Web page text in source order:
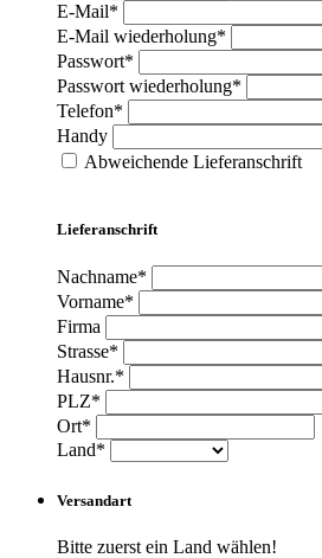
E-Mail*
E-Mail wiederholung*
Passwort*
Passwort wiederholung*
Telefon*
Handy
Abweichende Lieferanschrift
Lieferanschrift
Nachname*
Vorname*
Firma
Strasse*
Hausnr.*
PLZ*
Ort*
Land*
Versandart
Bitte zuerst ein Land wählen!